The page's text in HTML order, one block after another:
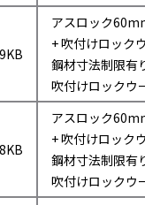
アスロック
+ 吹付けロック
鋼材寸法制限有
吹付けロックウ
アスロック
+ 吹付けロック
鋼材寸法制限有
吹付けロックウ